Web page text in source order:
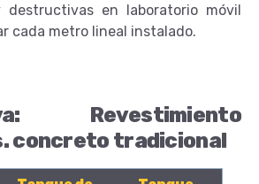
destructivas en laboratorio móvil
cada metro lineal instalado.
Revestimiento
concreto tradicional